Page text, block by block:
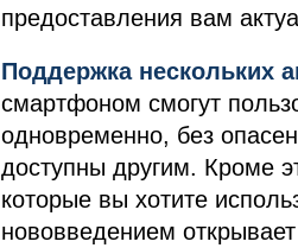
предоставления вам
Поддержка нескольких
смартфоном смогут
одновременно, без
доступны другим. Кроме
которые вы хотите
нововведением